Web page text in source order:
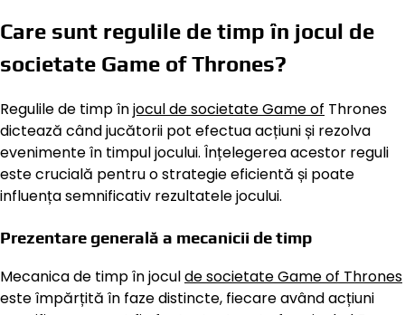
Care sunt regulile de timp în jocul de
societate Game of Thrones?
Regulile de timp înjocul de societate Game of Thrones
dictează când jucătorii pot efectua acțiuni și rezolva
evenimente în timpul jocului. Înțelegerea acestor reguli
este crucială pentru o strategie eficientă și poate
influența semnificativ rezultatele jocului.
Prezentare generală a mecanicii de timp
Mecanica de timp în joculde societate Game of Thrones
este împărțită în faze distincte, fiecare având acțiuni